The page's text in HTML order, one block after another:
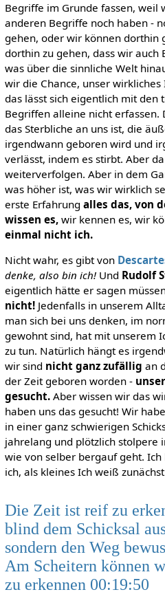
Begriffe im Grunde fassen, weil
anderen Begriffe noch haben -
gehen, oder wir können dorthin
dorthin zu gehen, dass wir
was über die sinnliche Welt
wir die Chance, unser
das lässt sich eigentlich mit den
Begriffen alleine nicht erfassen.
das Sterbliche an uns ist, die
irgendwann geboren wird und
verlässt, indem es stirbt. Aber
weiterverfolgen. Aber in dem
was höher ist, was wir wirklich
erste Erfahrung alles das, von
wissen es,wir kennen es, wir
einmal nicht ich.
Nicht wahr, es gibt von
denke, also bin ich!Und Rudolf
eigentlich hätte er sagen
nicht!Jedenfalls in unserem
man sich bei uns denken, im
gewohnt sind, hat mit unserem
zu tun. Natürlich hängt es
wir sind nicht ganz zufällig an
der Zeit geboren worden -
gesucht.Aber wissen wir das
haben uns das gesucht! Wir
in einer ganz schwierigen
jahrelang und plötzlich stolpere
wie von selber bergauf geht.
ich, als kleines Ich weiß
Die Zeit ist reif zu
blind dem Schicksal
sondern den Weg
Am Scheitern können
zu erkennen 00:19:50